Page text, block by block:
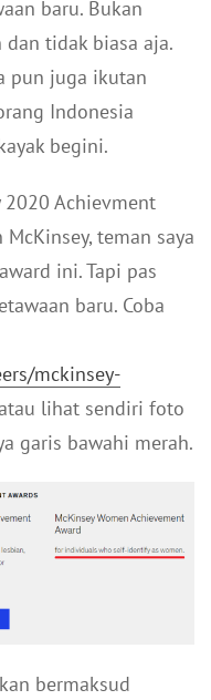
baru. Bukan
tidak biasa aja.
pun juga ikutan
Indonesia
begini.
Achievment
teman saya
ini. Tapi pas
baru. Coba
mckinsey-
lihat sendiri foto
garis bawahi merah.
bermaksud